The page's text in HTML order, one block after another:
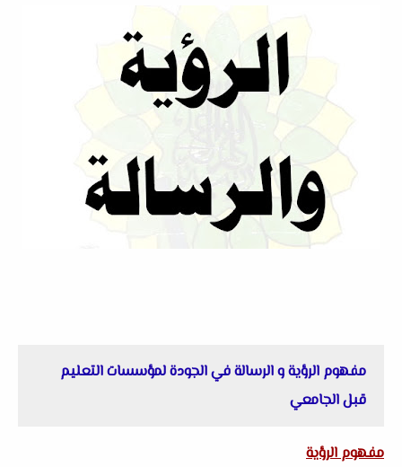
مفهوم الرؤية و الرسالة في الجودة لمؤسسات التعليم
قبل الجامعي
مفهوم الرؤية